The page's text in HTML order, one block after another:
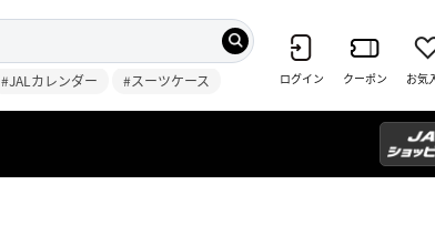
#JALカレンダー #スーツケース ログイン クーポン お気